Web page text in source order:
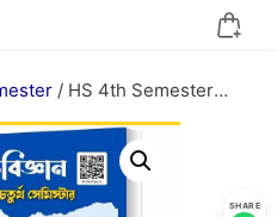
/ HS 4th Semester
Question Answer Notes PDF
SHARE